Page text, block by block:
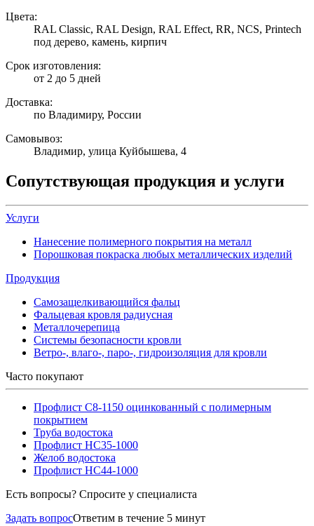
Цвета:
RAL Classic, RAL Design, RAL Effect, RR, NCS, Printech
под дерево, камень, кирпич
Срок изготовления:
от 2 до 5 дней
Доставка:
по Владимиру, России
Самовывоз:
Владимир, улица Куйбышева, 4
Сопутствующая продукция и услуги
Услуги
Нанесение полимерного покрытия на металл
Порошковая покраска любых металлических изделий
Продукция
Самозащелкивающийся фальц
Фальцевая кровля радиусная
Металлочерепица
Системы безопасности кровли
Ветро-, влаго-, паро-, гидроизоляция для кровли
Часто покупают
Профлист С8-1150 оцинкованный с полимерным
покрытием
Труба водостока
Профлист НС35-1000
Желоб водостока
Профлист НС44-1000
Есть вопросы? Спросите у специалиста
Задать вопросОтветим в течение 5 минут